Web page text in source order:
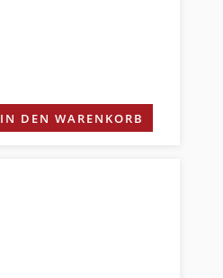
IN DEN WARENKORB